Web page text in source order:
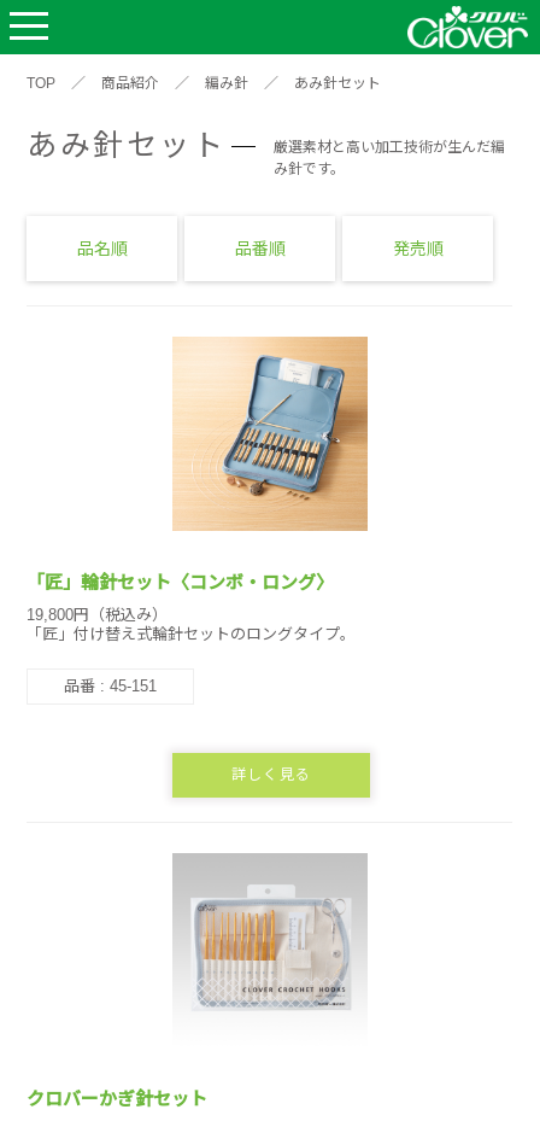
TOP ／ 商品紹介 ／ 編み針 ／ あみ針セット
あみ針セット
厳選素材と高い加工技術が生んだ編
み針です。
品名順 品番順 発売順
「匠」輪針セット〈コンボ・ロング〉
19,800円（税込み）
「匠」付け替え式輪針セットのロングタイプ。
品番 : 45-151
詳しく見る
クロバーかぎ針セット